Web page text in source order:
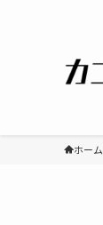
ホーム